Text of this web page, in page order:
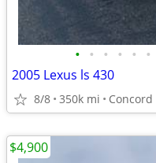
• • • • • •
2005 Lexus ls 430
8/8 350k mi Concord
$4,900